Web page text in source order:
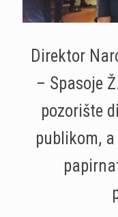
Direktor
– Spasoje
pozorište
publikom,